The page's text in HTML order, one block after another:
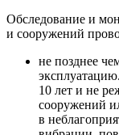
Обследование и
и сооружений
не позднее
10 лет и не
сооружений
в